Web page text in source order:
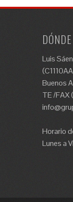
Luis
Buenos
TE /FAX
Horario
Lunes a